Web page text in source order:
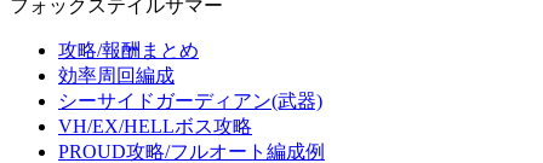
フォックステイルサマー
攻略/報酬まとめ
効率周回編成
シーサイドガーディアン(武器)
VH/EX/HELLボス攻略
PROUD攻略/フルオート編成例